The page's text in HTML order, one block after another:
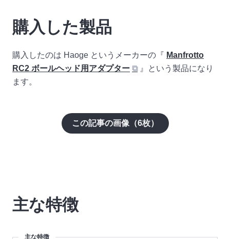
購入した製品
購入したのは Haoge というメーカーの『 Manfrotto
RC2 ボールヘッド用アダプター ⧉ 』という製品になり
ます。
この記事の画像（6枚）
主な特徴
主な特徴